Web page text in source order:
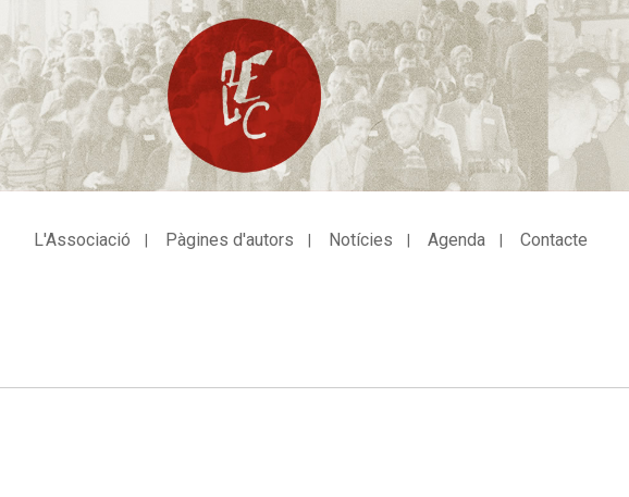
L'Associació Pàgines d'autors Notícies Agenda Contacte